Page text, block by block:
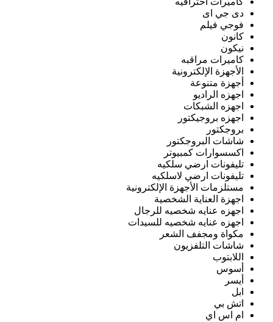
دى جي اى
فوجي فيلم
كانون
نيكون
كاميرات مراقبه
الأجهزة الإلكترونية
أجهزة متنوعة
اجهزه الراديو
اجهزه الشبكات
اجهزه بروجيكتور
بروجكتور
شاشات البروجكتور
اكسسوارات كمبيوتر
تليفونات ارضي سلكيه
تليفونات ارضي لاسلكيه
مستلزمات الأجهزة الإلكترونية
اجهزة العناية الشخصية
اجهزه عنايه شخصيه للرجال
اجهزه عنايه شخصيه للسيدات
مكواة ومجفف الشعر
شاشات التلفزيون
اللابتوب
أسوس
أيسر
ابل
اتش بي
ام اس اي